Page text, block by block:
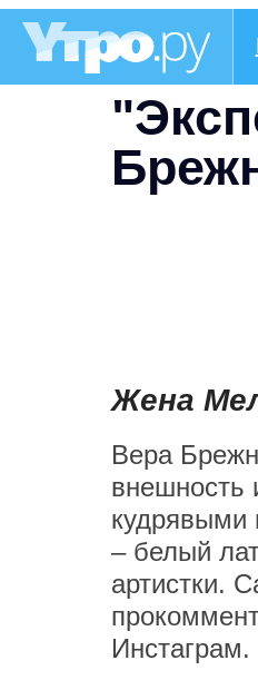
Жена
Вера
внешность
кудрявыми
– белый
артистки.
Инстаграм.